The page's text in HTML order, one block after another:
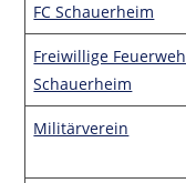
FC Schauerheim
Freiwillige
Schauerheim
Militärverein